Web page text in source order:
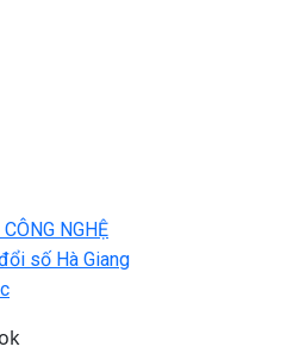
NGHỆ
số Hà Giang